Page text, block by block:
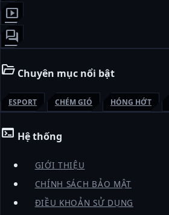
smart_display
forum
folder_open Chuyên mục nổi bật
ESPORT CHÉM GIÓ HÓNG HỚT
terminal Hệ thống
GIỚI THIỆU
CHÍNH SÁCH BẢO MẬT
ĐIỀU KHOẢN SỬ DỤNG